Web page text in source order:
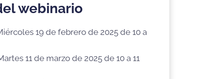
webinario
19 de febrero de 2025 de 10 a
11 de marzo de 2025 de 10 a 11